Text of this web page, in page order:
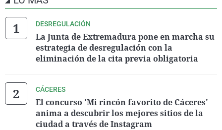
DESREGULACIÓN
La Junta de Extremadura pone en marcha su
estrategia de desregulación con la
eliminación de la cita previa obligatoria
CÁCERES
El concurso 'Mi rincón favorito de Cáceres'
anima a descubrir los mejores sitios de la
ciudad a través de Instagram